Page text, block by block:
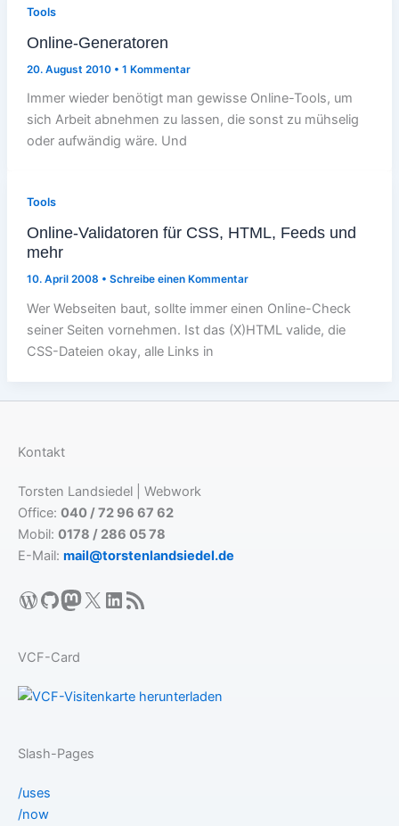
Tools
Online-Generatoren
20. August 2010 • 1 Kommentar
Immer wieder benötigt man gewisse Online-Tools, um
sich Arbeit abnehmen zu lassen, die sonst zu mühselig
oder aufwändig wäre. Und
Tools
Online-Validatoren für CSS, HTML, Feeds und
mehr
10. April 2008 • Schreibe einen Kommentar
Wer Webseiten baut, sollte immer einen Online-Check
seiner Seiten vornehmen. Ist das (X)HTML valide, die
CSS-Dateien okay, alle Links in
Kontakt
Torsten Landsiedel | Webwork
Office: 040 / 72 96 67 62
Mobil: 0178 / 286 05 78
E-Mail: mail@torstenlandsiedel.de
WordPress
GitHub
Mastodon
X LinkedIn
RSS-Feed
VCF-Card
Slash-Pages
/uses
/now